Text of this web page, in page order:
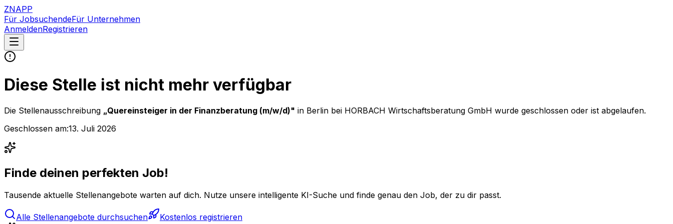
ZNAPP
Für JobsuchendeFür Unternehmen
AnmeldenRegistrieren
Diese Stelle ist nicht mehr verfügbar
Die Stellenausschreibung „Quereinsteiger in der Finanzberatung (m/w/d)" in Berlin bei HORBACH Wirtschaftsberatung GmbH wurde geschlossen oder ist abgelaufen.
Geschlossen am:13. Juli 2026
Finde deinen perfekten Job!
Tausende aktuelle Stellenangebote warten auf dich. Nutze unsere intelligente KI-Suche und finde genau den Job, der zu dir passt.
Alle Stellenangebote durchsuchen Kostenlos registrieren